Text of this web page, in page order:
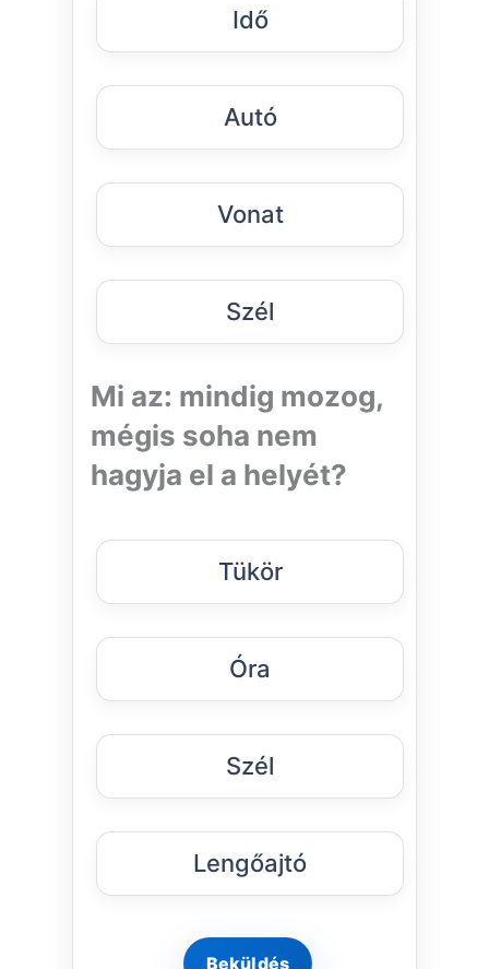
Idő
Autó
Vonat
Szél
Mi az: mindig mozog,
mégis soha nem
hagyja el a helyét?
Tükör
Óra
Szél
Lengőajtó